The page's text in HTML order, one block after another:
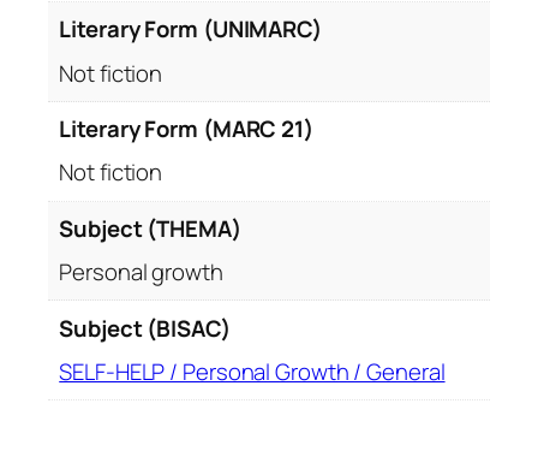
Literary Form (UNIMARC)
Not fiction
Literary Form (MARC 21)
Not fiction
Subject (THEMA)
Personal growth
Subject (BISAC)
SELF-HELP / Personal Growth / General